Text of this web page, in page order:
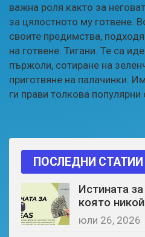
важна роля както за
за цялостното му готвене.
своите предимства,
на готвене. Тигани. Те са
пържоли, сотиране на
приготвяне на палачинки.
ги прави толкова популярни
ПОСЛЕДНИ СТАТИИ
Истината
която
юли 26, 2026